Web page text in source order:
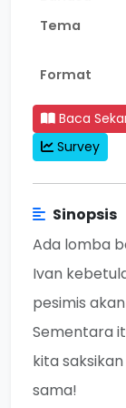
Tema
Format
Baca
Survey
Sinopsis
Ada lomba
Ivan
pesimis
Sementara
kita
sama!